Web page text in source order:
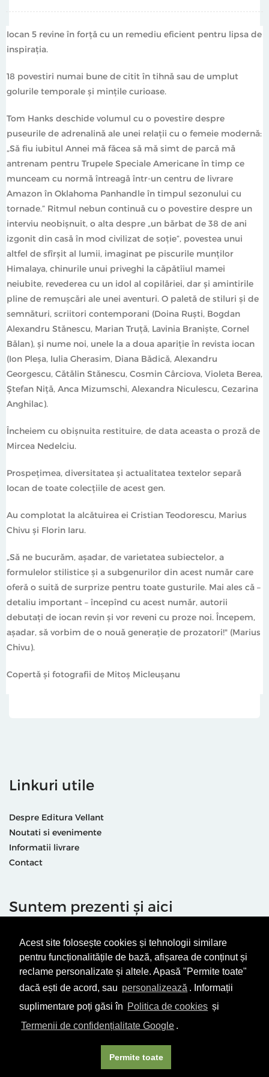
Acest site folosește cookies și tehnologii similare
pentru funcționalitățile de bază, afișarea de conținut și
reclame personalizate și altele. Apasă "Permite toate"
dacă ești de acord, sau personalizează . Informații
suplimentare poți găsi în Politica de cookies și
Termenii de confidențialitate Google .
Permite toate
autorii debutați de iocan revin și vor reveni cu proze noi.
Începem, așadar, să vorbim de o nouă generație de
prozatori!" (Marius Chivu).
Copertă și fotografii de Mitoș Micleușanu
Iocan 5 revine în forță cu un remediu eficient pentru lipsa de
inspirația.
18 povestiri numai bune de citit în tihnă sau de umplut
golurile temporale și mințile curioase.
Tom Hanks deschide volumul cu o povestire despre
puseurile de adrenalină ale unei relații cu o femeie modernă:
„Să fiu iubitul Annei mă făcea să mă simt de parcă mă
antrenam pentru Trupele Speciale Americane în timp ce
munceam cu normă întreagă într-un centru de livrare
Amazon în Oklahoma Panhandle în timpul sezonului cu
tornade.” Ritmul nebun continuă cu o povestire despre un
interviu neobișnuit, o alta despre „un bărbat de 38 de ani
izgonit din casă în mod civilizat de soție”, povestea unui
altfel de sfîrșit al lumii, imaginat pe piscurile munților
Himalaya, chinurile unui priveghi la căpătîiul mamei
neiubite, revederea cu un idol al copilăriei, dar și amintirile
pline de remușcări ale unei aventuri. O paletă de stiluri și de
semnături, scriitori contemporani (Doina Ruști, Bogdan
Alexandru Stănescu, Marian Truță, Lavinia Braniște, Cornel
Bălan), și nume noi, unele la a doua apariție în revista iocan
(Ion Pleșa, Iulia Gherasim, Diana Bădică, Alexandru
Georgescu, Cătălin Stănescu, Cosmin Cârciova, Violeta Berea,
Ștefan Niță, Anca Mizumschi, Alexandra Niculescu, Cezarina
Anghilac).
Încheiem cu obișnuita restituire, de data aceasta o proză de
Mircea Nedelciu.
Prospeţimea, diversitatea şi actualitatea textelor separă
Iocan de toate colecţiile de acest gen.
Au complotat la alcătuirea ei Cristian Teodorescu, Marius
Chivu și Florin Iaru.
„Să ne bucurăm, așadar, de varietatea subiectelor, a
formulelor stilistice și a subgenurilor din acest număr care
oferă o suită de surprize pentru toate gusturile. Mai ales că –
detaliu important – începînd cu acest număr, autorii
debutați de iocan revin și vor reveni cu proze noi. Începem,
așadar, să vorbim de o nouă generație de prozatori!" (Marius
Chivu).
Copertă și fotografii de Mitoș Micleușanu
Linkuri utile
Despre Editura Vellant
Noutati si evenimente
Informatii livrare
Contact
Suntem prezenti și aici
Termeni & condiții
Politică de utilizare cookie-uri
Politică de Confidențialitate
ANPC